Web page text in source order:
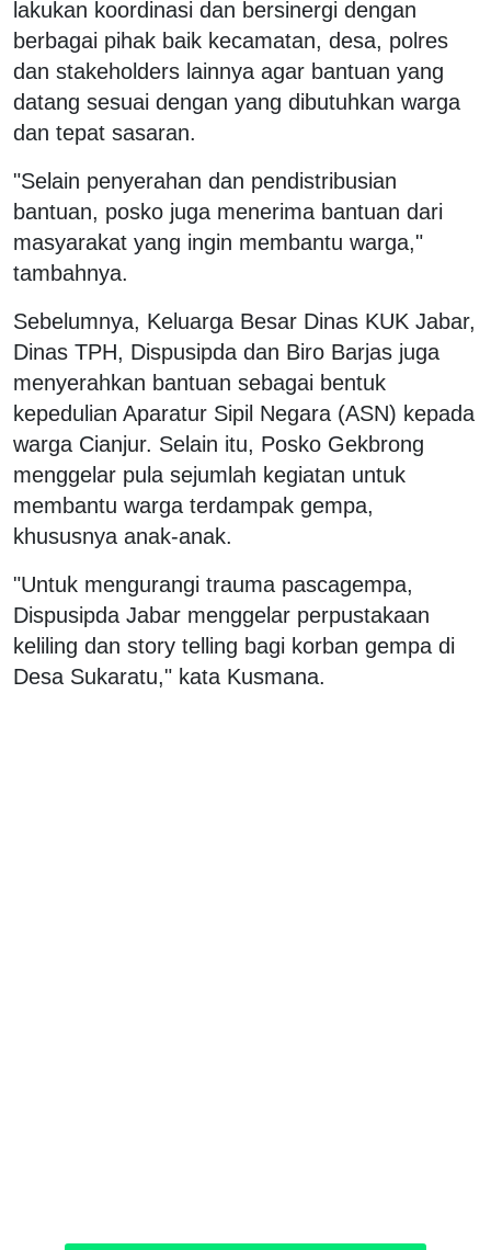
lakukan koordinasi dan bersinergi dengan
berbagai pihak baik kecamatan, desa, polres
dan stakeholders lainnya agar bantuan yang
datang sesuai dengan yang dibutuhkan warga
dan tepat sasaran.
"Selain penyerahan dan pendistribusian
bantuan, posko juga menerima bantuan dari
masyarakat yang ingin membantu warga,"
tambahnya.
Sebelumnya, Keluarga Besar Dinas KUK Jabar,
Dinas TPH, Dispusipda dan Biro Barjas juga
menyerahkan bantuan sebagai bentuk
kepedulian Aparatur Sipil Negara (ASN) kepada
warga Cianjur. Selain itu, Posko Gekbrong
menggelar pula sejumlah kegiatan untuk
membantu warga terdampak gempa,
khususnya anak-anak.
"Untuk mengurangi trauma pascagempa,
Dispusipda Jabar menggelar perpustakaan
keliling dan story telling bagi korban gempa di
Desa Sukaratu," kata Kusmana.